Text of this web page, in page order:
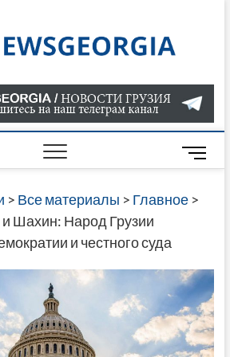
О
В
ГРУЗИИ
САЙТЕ
M
e
n
t
t
o
n
> Все материалы > Главное>
Шахин: Народ Грузии
и честного суда